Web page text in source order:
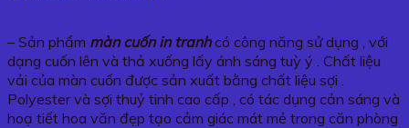
– Sản phẩm màn cuốn in tranhcó công năng sử dụng , với
dạng cuốn lên và thả xuống lấy ánh sáng tuỳ ý . Chất liệu
vải của màn cuốn được sản xuất bằng chất liệu sợi .
Polyester và sợi thuỷ tinh cao cấp , có tác dụng cản sáng và
hoạ tiết hoa văn đẹp tạo cảm giác mát mẻ trong căn phòng